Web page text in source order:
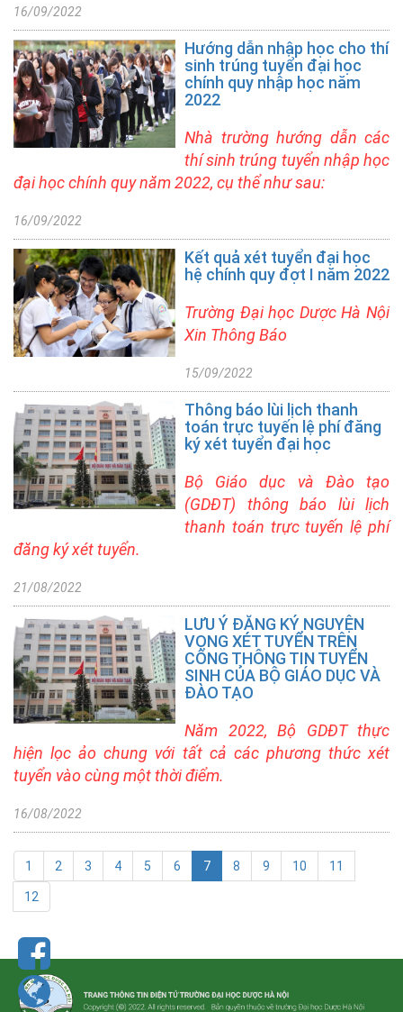
tạo
đại
học
Chương
trình
liên
Tuyển
Sau
Đại
học
+ Tin
tuyển
sinh
thạc
+ Tin
xét
tuyển
tiến
sĩ
tuyển
DSCK
I
+ Tin
tuyển
sinh
DSCK
II
Đào
tạo
tục
Tin
tức
Giới
16/09/2022
Hướng dẫn nhập học cho thí
sinh trúng tuyển đại học
chính quy nhập học năm
2022
Nhà trường hướng dẫn các
thí sinh trúng tuyển nhập học
đại học chính quy năm 2022, cụ thể như sau:
16/09/2022
Kết quả xét tuyển đại học
hệ chính quy đợt I năm 2022
Trường Đại học Dược Hà Nội
Xin Thông Báo
15/09/2022
Thông báo lùi lịch thanh
toán trực tuyến lệ phí đăng
ký xét tuyển đại học
Bộ Giáo dục và Đào tạo
(GDĐT) thông báo lùi lịch
thanh toán trực tuyến lệ phí
đăng ký xét tuyển.
21/08/2022
LƯU Ý ĐĂNG KÝ NGUYỆN
VỌNG XÉT TUYỂN TRÊN
CỔNG THÔNG TIN TUYỂN
SINH CỦA BỘ GIÁO DỤC VÀ
ĐÀO TẠO
Năm 2022, Bộ GDĐT thực
hiện lọc ảo chung với tất cả các phương thức xét
tuyển vào cùng một thời điểm.
16/08/2022
1 2 3 4 5 6 7 8 9 10 11
12